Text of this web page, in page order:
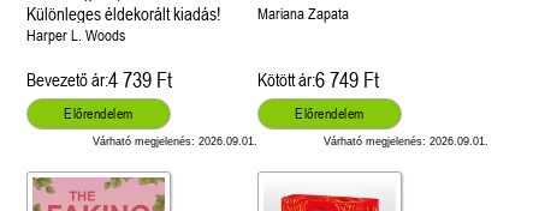
olvasható!
dicsőség (Az Előhírnök-trilógia
Különleges éldekorált kiadás!
Különleges éldekorált kiadás!
Harper L. Woods
Bevezető ár:4 739 Ft
Előrendelem
Várható megjelenés: 2026.09.01.
Mariana Zapata
Kötött ár:6 749 Ft
Előrendelem
Várható megjelenés: 2026.09.01.